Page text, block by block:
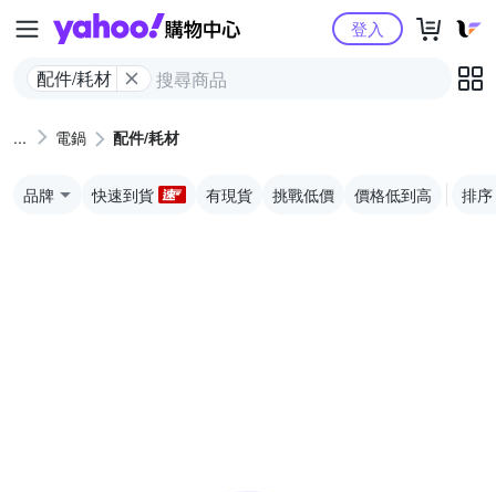
Yahoo購物中心
配件/耗材
登入
電鍋 配件/耗材
品牌 快速到貨 有現貨 挑戰低價 價格低到高 排序